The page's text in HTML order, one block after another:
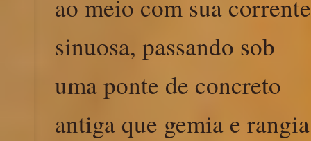
ao meio com sua corrente
sinuosa, passando sob
uma ponte de concreto
antiga que gemia e rangia